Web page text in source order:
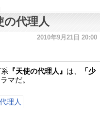
の代理人
2010年9月21日 20:00
『天使の代理人』 は、
「少
マだ。